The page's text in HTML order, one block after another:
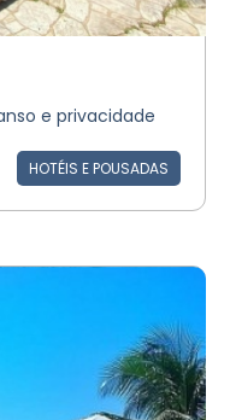
e privacidade
HOTÉIS E POUSADAS